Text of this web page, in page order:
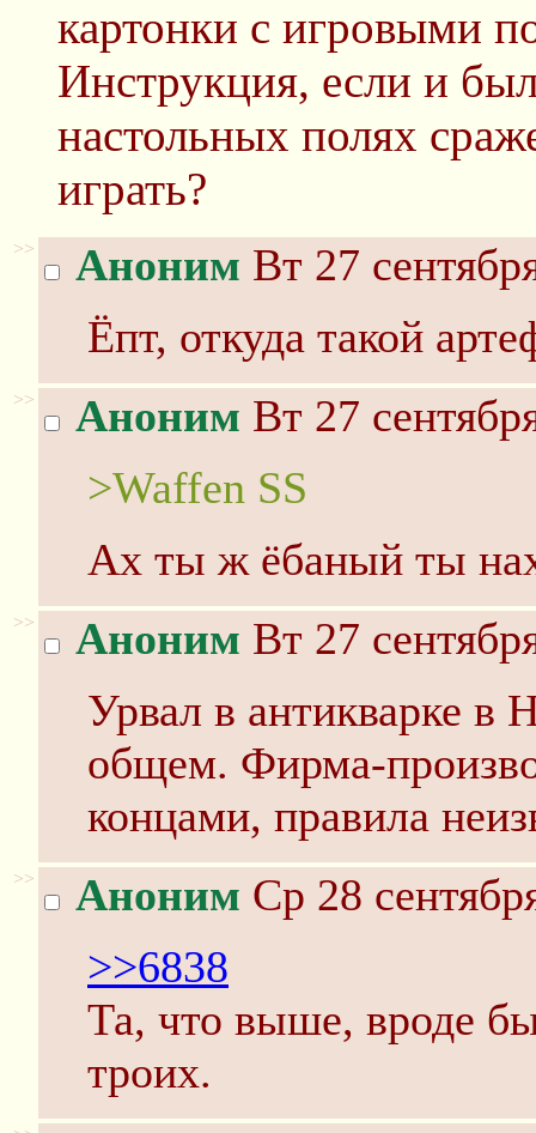
картонки с игровыми
Инструкция, если и
настольных полях
играть?
>> Аноним Вт 27
Ёпт, откуда такой
>> Аноним Вт 27
>Waffen SS
Ах ты ж ёбаный ты
>> Аноним Вт 27
Урвал в антикварке в
общем. Фирма-
концами, правила
>> Аноним Ср 28
>>6838
Та, что выше, вроде
троих.